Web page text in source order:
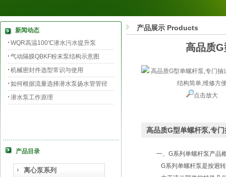
新闻动态
WQR高温100℃潜水污水提升泵
气动隔膜QBKF粉末泵结构示意图
机械密封件选型常识与使用
如何根据流量选择潜水泵扬水管管径
潜水泵工作原理
产品目录
离心泵系列
产品展示 Products
高品质
点击放大
高品质G型单螺杆泵,专
一、G系列单螺杆泵产品
G系列单螺杆泵是按迥